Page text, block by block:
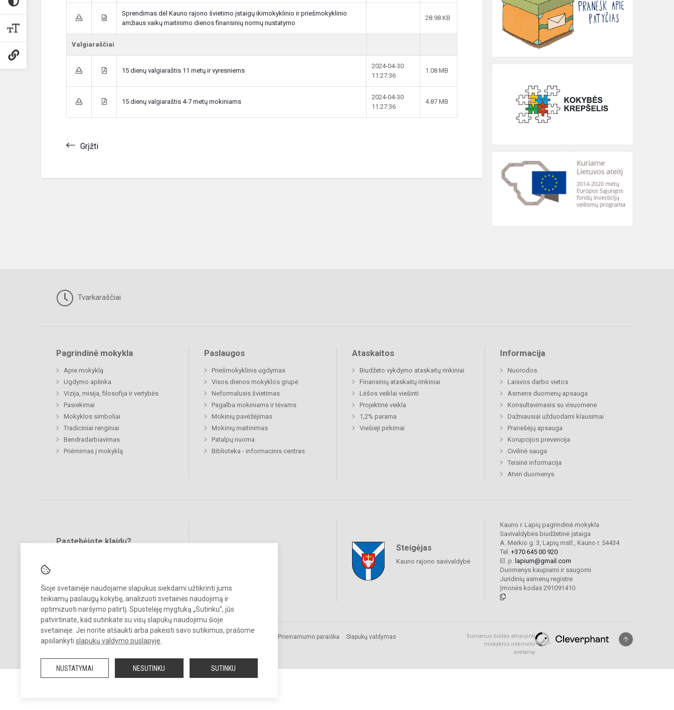
Šioje svetainėje naudojame slapukus siekdami užtikrinti jums
teikiamų paslaugų kokybę, analizuoti svetainės naudojimą ir
optimizuoti naršymo patirtį. Spustelėję mygtuką „Sutinku“, jūs
patvirtinate, kad sutinkate su visų slapukų naudojimu šioje
svetainėje. Jei norite atšaukti arba pakeisti savo sutikimus, prašome
apsilankyti slapukų valdymo puslapyje
NUSTATYMAI NESUTINKU SUTINKU
Sprendimas dėl Kauno rajono švietimo įstaigų ikimokyklinio ir priešmokyklinio
amžiaus vaikų maitinimo dienos finansinių normų nustatymo
28.98 KB
Valgiaraščiai
15 dienų valgiaraštis 11 metų ir vyresniems
2024-04-30
11:27:36
1.08 MB
15 dienų valgiaraštis 4-7 metų mokiniams
2024-04-30
11:27:36
4.87 MB
Grįžti
Tvarkaraščiai
Pagrindinė mokykla
Apie mokyklą
Ugdymo aplinka
Vizija, misija, filosofija ir vertybės
Pasiekimai
Mokyklos simboliai
Tradiciniai renginiai
Bendradarbiavimas
Priėmimas į mokyklą
Paslaugos
Priešmokyklinis ugdymas
Visos dienos mokyklos grupė
Neformalusis švietimas
Pagalba mokiniams ir tėvams
Mokinių pavėžėjimas
Mokinių maitinimas
Patalpų nuoma
Biblioteka - informacinis centras
Ataskaitos
Biudžeto vykdymo ataskaitų rinkiniai
Finansinių ataskaitų rinkiniai
Lėšos veiklai viešinti
Projektinė veikla
1,2% parama
Viešieji pirkimai
Informacija
Nuorodos
Laisvos darbo vietos
Asmens duomenų apsauga
Konsultavimasis su visuomene
Dažniausiai užduodami klausimai
Pranešėjų apsauga
Korupcijos prevencija
Civilinė sauga
Teisinė informacija
Atviri duomenys
Pastebėjote klaidų?
Steigėjas
Kauno rajono savivaldybė
Kauno r. Lapių pagrindinė mokykla
Savivaldybės biudžetinė įstaiga
A. Merkio g. 3, Lapių mstl., Kauno r. 54434
Tel. +370 645 00 920
El. p. lapium@gmail.com
Duomenys kaupiami ir saugomi
Juridinių asmenų registre
Įmonės kodas 291091410
© 2024 Kauno r. Lapių pagrindinė mokykla. Visos teisės saugomos.
Kopijuoti turinį be raštiško mokyklos sutikimo griežtai draudžiama.
Prieinamumo paraiška Slapukų valdymas
Sumanus būdas atnaujinti
mokyklos interneto
svetainę